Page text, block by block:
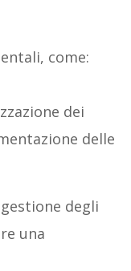
come:
dei
delle
degli
una